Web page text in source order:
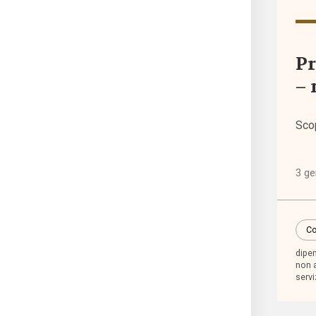
ADI
–
3
non